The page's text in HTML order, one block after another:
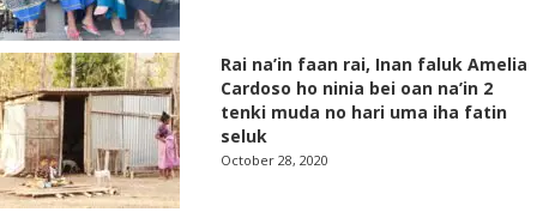
Rai na’in faan rai, Inan faluk Amelia
Cardoso ho ninia bei oan na’in 2
tenki muda no hari uma iha fatin
seluk
October 28, 2020